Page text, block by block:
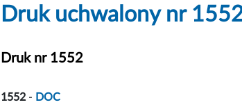
Druk uchwalony nr
Druk nr 1552
1552 - DOC